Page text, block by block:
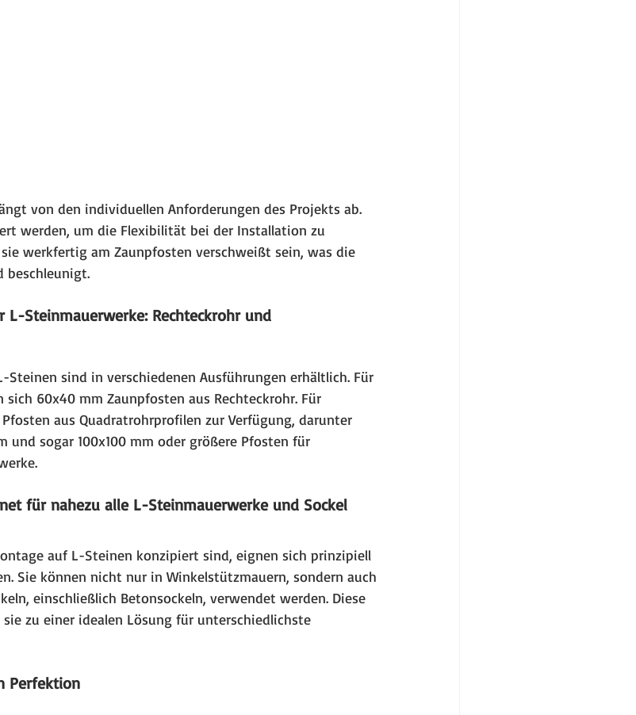
von den individuellen Anforderungen des Projekts ab.
werden, um die Flexibilität bei der Installation zu
werkfertig am Zaunpfosten verschweißt sein, was die
beschleunigt.
Steinmauerwerke: Rechteckrohr und
sind in verschiedenen Ausführungen erhältlich. Für
60x40 mm Zaunpfosten aus Rechteckrohr. Für
aus Quadratrohrprofilen zur Verfügung, darunter
und sogar 100x100 mm oder größere Pfosten für
für nahezu alle L-Steinmauerwerke und Sockel
auf L-Steinen konzipiert sind, eignen sich prinzipiell
Sie können nicht nur in Winkelstützmauern, sondern auch
einschließlich Betonsockeln, verwendet werden. Diese
zu einer idealen Lösung für unterschiedlichste
Perfektion